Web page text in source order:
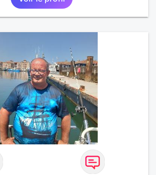
avec qui partager des
de rire et de confiance. Je
et qu'il n'est jamais trop tard pour
histoire. Si vous aimez les
les valeurs de respect et de
pourrions faire connaissance autour
balade, sans précipitation et
faire le reste. Au plaisir de vous lire.